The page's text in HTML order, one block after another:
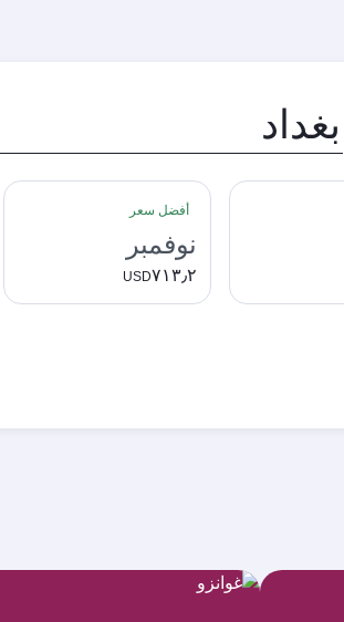
المغادرة
أفضل سعر
نوفمبر
USD٧١٣٫٢